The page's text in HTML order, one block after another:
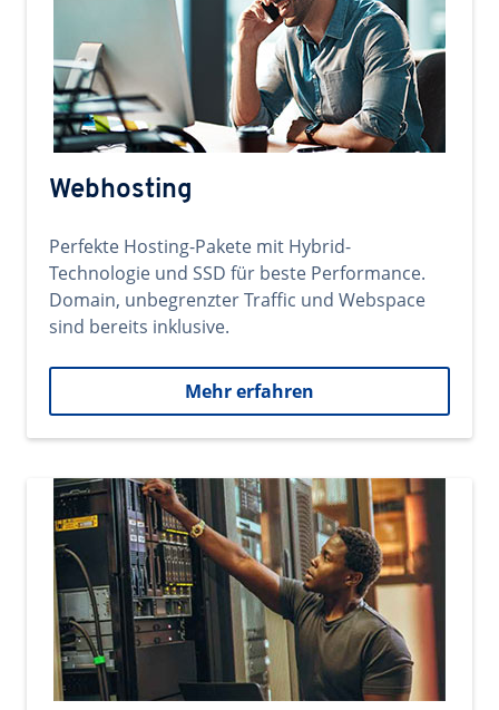
Webhosting
Perfekte Hosting-Pakete mit Hybrid-
Technologie und SSD für beste Performance.
Domain, unbegrenzter Traffic und Webspace
sind bereits inklusive.
Mehr erfahren